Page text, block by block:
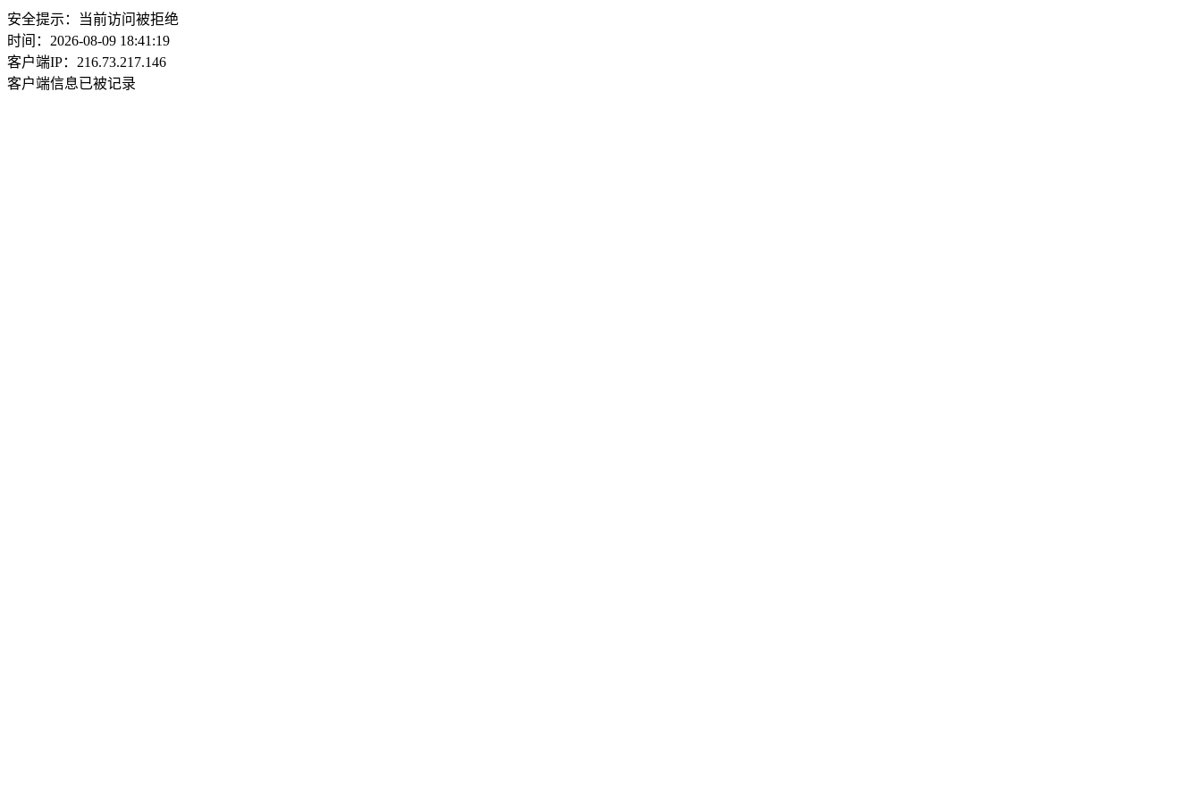
安全提示：当前访问被拒绝
时间：2026-08-09 18:41:19
客户端IP：216.73.217.146
客户端信息已被记录